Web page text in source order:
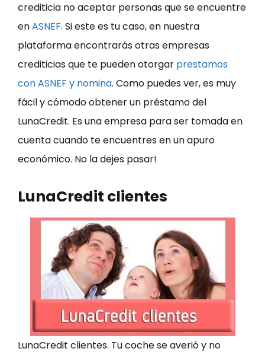
crediticia no aceptar personas que se encuentre
enASNEF. Si este es tu caso, en nuestra
plataforma encontrarás otras empresas
crediticias que te pueden otorgar prestamos
con ASNEF y nomina. Como puedes ver, es muy
fácil y cómodo obtener un préstamo del
LunaCredit. Es una empresa para ser tomada en
cuenta cuando te encuentres en un apuro
económico. No la dejes pasar!
LunaCredit clientes
LunaCredit clientes. Tu coche se averió y no